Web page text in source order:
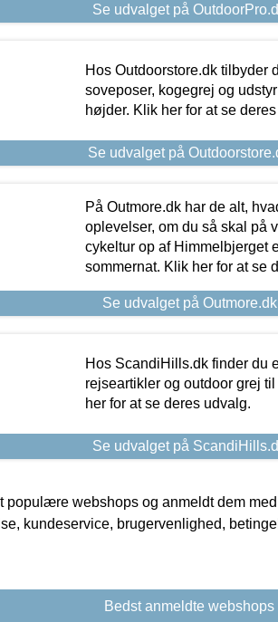
Se udvalget på
Hos Outdoorstore.dk tilbyder
soveposer, kogegrej og
højder. Klik her for at se
Se udvalget på
På Outmore.dk har de alt,
oplevelser, om du så skal på
cykeltur op af Himmelbjerget
sommernat. Klik her for at se
Se udvalget på Outmore.dk
Hos ScandiHills.dk finder du
rejseartikler og outdoor grej
her for at se deres udvalg.
Se udvalget på
populære webshops og anmeldt dem
kundeservice, brugervenlighed,
Bedst anmeldte webshops